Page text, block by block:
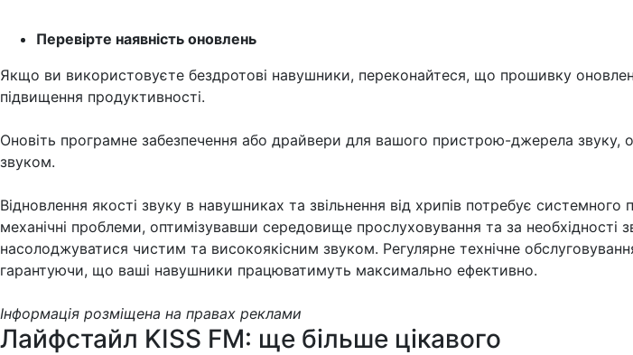
Перевірте наявність оновлень
Якщо ви використовуєте бездротові навушники, переконайтеся, що прошивку
підвищення продуктивності.
Оновіть програмне забезпечення або драйвери для вашого пристрою-джерела звуку,
звуком.
Відновлення якості звуку в навушниках та звільнення від хрипів потребує
механічні проблеми, оптимізувавши середовище прослуховування та за
насолоджуватися чистим та високоякісним звуком. Регулярне технічне
гарантуючи, що ваші навушники працюватимуть максимально ефективно.
Інформація розміщена на правах реклами
Лайфстайл KISS FM: ще більше цікавого